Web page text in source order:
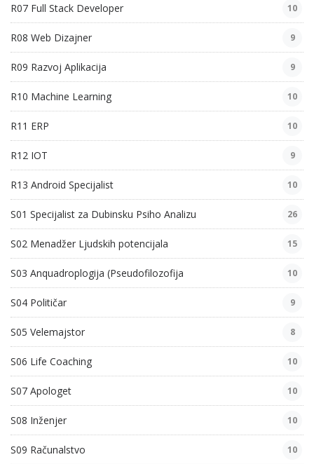
R07 Full Stack Developer 10
R08 Web Dizajner 9
R09 Razvoj Aplikacija 9
R10 Machine Learning 10
R11 ERP 10
R12 IOT 9
R13 Android Specijalist 10
S01 Specijalist za Dubinsku Psiho Analizu 26
S02 Menadžer Ljudskih potencijala 15
S03 Anquadroplogija (Pseudofilozofija 10
S04 Političar 9
S05 Velemajstor 8
S06 Life Coaching 10
S07 Apologet 10
S08 Inženjer 10
S09 Računalstvo 10